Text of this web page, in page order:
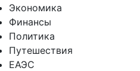
Экономика
Финансы
Политика
Путешествия
ЕАЭС